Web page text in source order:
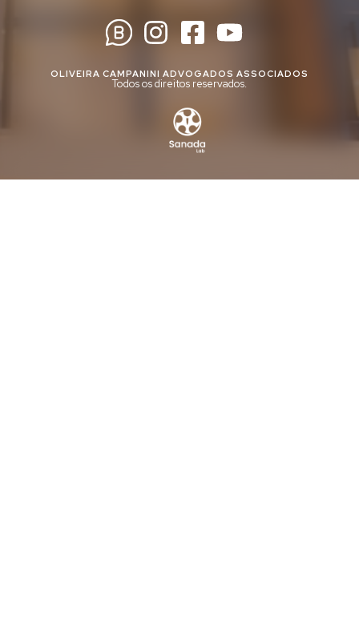
OLIVEIRA CAMPANINI ADVOGADOS ASSOCIADOS
Todos os direitos reservados.